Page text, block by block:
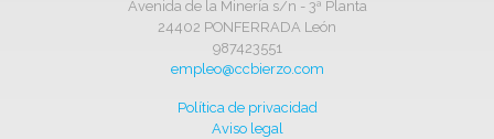
Avenida de la Minería s/n - 3ª Planta
24402 PONFERRADA León
987423551
empleo@ccbierzo.com
Política de privacidad
Aviso legal